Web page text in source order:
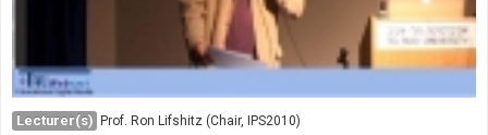
Lecturer(s) Prof. Ron Lifshitz (Chair, IPS2010)